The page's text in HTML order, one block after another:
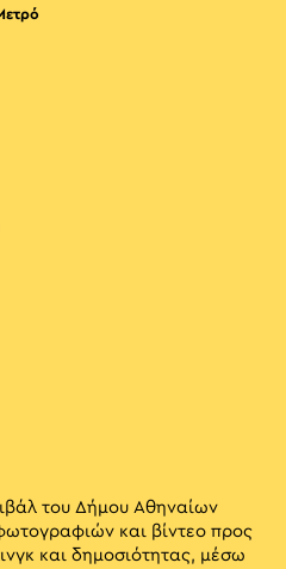
του Δήμου Αθηναίων
και βίντεο προς
και δημοσιότητας, μέσω